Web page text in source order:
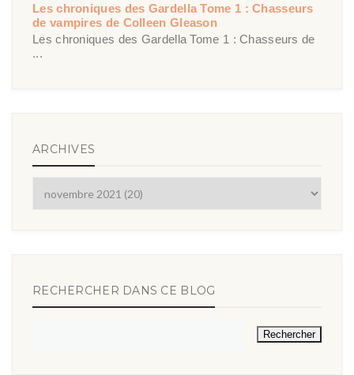
Les chroniques des Gardella Tome 1 : Chasseurs
de vampires de Colleen Gleason
Les chroniques des Gardella Tome 1 : Chasseurs de
...
ARCHIVES
RECHERCHER DANS CE BLOG